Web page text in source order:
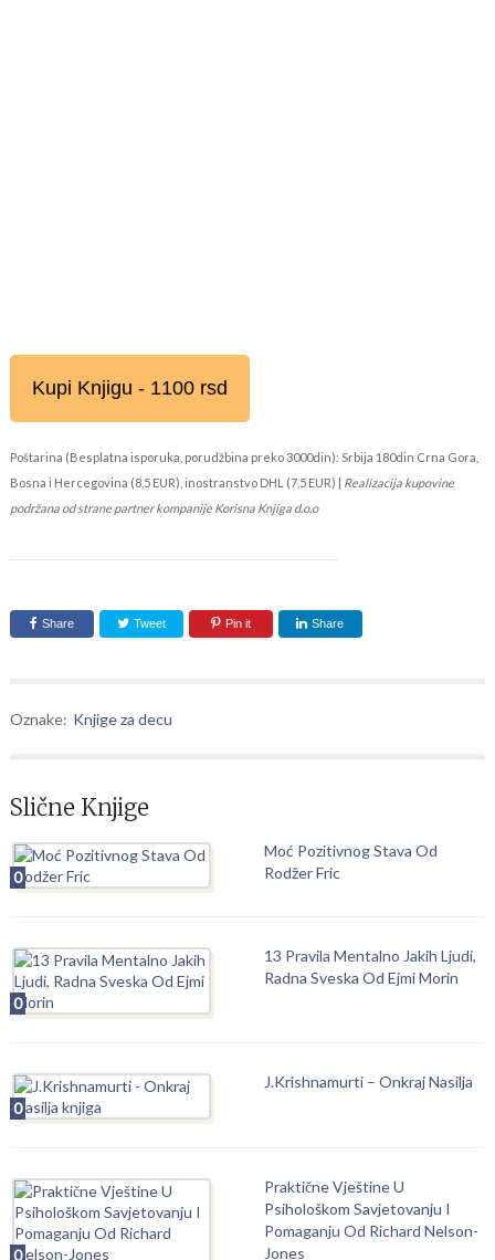
Kupi Knjigu - 1100 rsd
Poštarina (Besplatna isporuka, porudžbina preko 3000din): Srbija 180din Crna Gora,
Bosna i Hercegovina (8,5 EUR), inostranstvo DHL (7,5 EUR) | Realizacija kupovine
podržana od strane partner kompanije Korisna Knjiga d.o.o
Share Tweet Pin it Share
Oznake: Knjige za decu
Slične Knjige
0
Moć Pozitivnog Stava Od
Rodžer Fric
0
13 Pravila Mentalno Jakih Ljudi,
Radna Sveska Od Ejmi Morin
0
J.Krishnamurti – Onkraj Nasilja
0
Praktične Vještine U
Psihološkom Savjetovanju I
Pomaganju Od Richard Nelson-
Jones